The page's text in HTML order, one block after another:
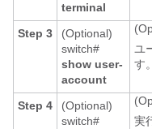
terminal
Step 3
(Optional)
switch#
show user-
account
ユ
す。
Step 4
(Optional)
switch#
実